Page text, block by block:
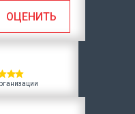
ОЦЕНИТЬ